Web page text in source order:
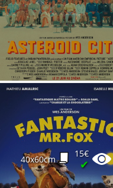
40x60cm
15€
✔